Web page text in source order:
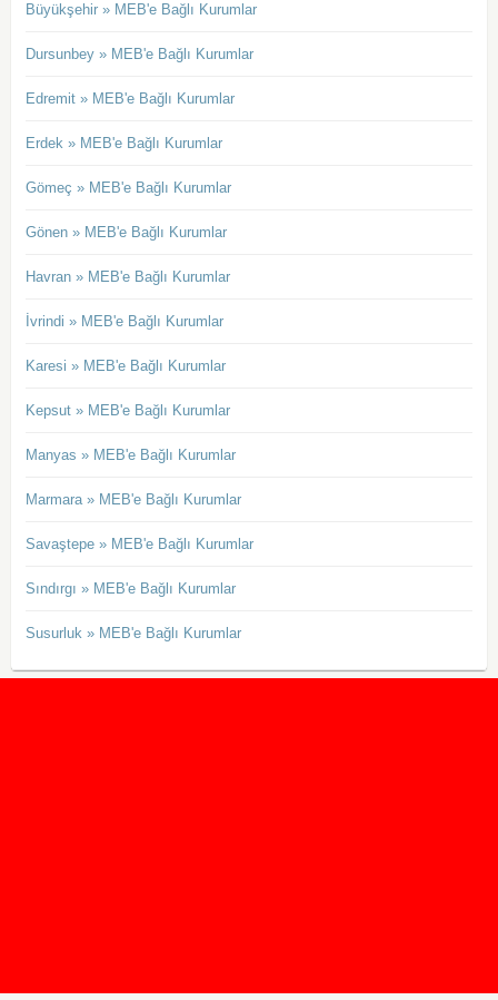
Büyükşehir » MEB'e Bağlı Kurumlar
Dursunbey » MEB'e Bağlı Kurumlar
Edremit » MEB'e Bağlı Kurumlar
Erdek » MEB'e Bağlı Kurumlar
Gömeç » MEB'e Bağlı Kurumlar
Gönen » MEB'e Bağlı Kurumlar
Havran » MEB'e Bağlı Kurumlar
İvrindi » MEB'e Bağlı Kurumlar
Karesi » MEB'e Bağlı Kurumlar
Kepsut » MEB'e Bağlı Kurumlar
Manyas » MEB'e Bağlı Kurumlar
Marmara » MEB'e Bağlı Kurumlar
Savaştepe » MEB'e Bağlı Kurumlar
Sındırgı » MEB'e Bağlı Kurumlar
Susurluk » MEB'e Bağlı Kurumlar